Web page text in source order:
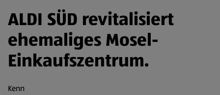
ALDI SÜD revitalisiert
ehemaliges Mosel-
Einkaufszentrum.
Kenn